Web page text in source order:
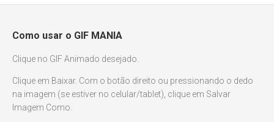
Como usar o GIF MANIA
Clique no GIF Animado desejado.
Clique em Baixar. Com o botão direito ou pressionando o dedo
na imagem (se estiver no celular/tablet), clique em Salvar
Imagem Como.